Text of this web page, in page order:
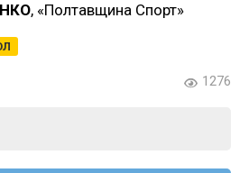
, «Полтавщина Спорт»
1276